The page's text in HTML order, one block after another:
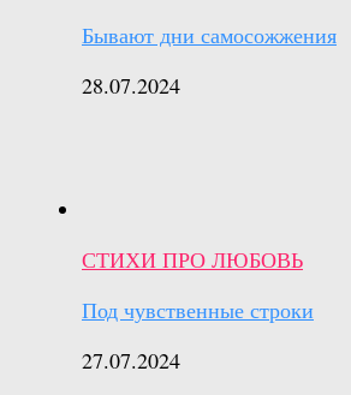
Бывают дни самосожжения
28.07.2024
СТИХИ ПРО ЛЮБОВЬ
Под чувственные строки
27.07.2024